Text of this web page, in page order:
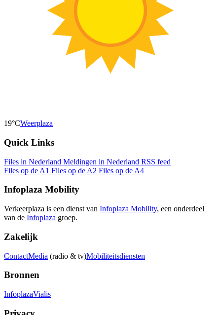
19°CWeerplaza
Quick Links
Files in Nederland Meldingen in Nederland RSS feed
Files op de A1 Files op de A2 Files op de A4
Infoplaza Mobility
Verkeerplaza is een dienst van Infoplaza Mobility, een onderdeel
van de Infoplaza groep.
Zakelijk
ContactMedia (radio & tv)Mobiliteitsdiensten
Bronnen
InfoplazaVialis